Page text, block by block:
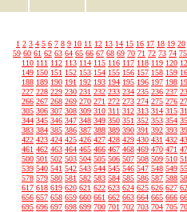
1 2 3 4 5 6 7 8 9 10 11 12 13 14 15 16 17 18 19 20
59 60 61 62 63 64 65 66 67 68 69 70 71 72 73 74 75
110 111 112 113 114 115 116 117 118 119 120
149 150 151 152 153 154 155 156 157 158 159
188 189 190 191 192 193 194 195 196 197 198
227 228 229 230 231 232 233 234 235 236 237
266 267 268 269 270 271 272 273 274 275 276
305 306 307 308 309 310 311 312 313 314 315
344 345 346 347 348 349 350 351 352 353 354
383 384 385 386 387 388 389 390 391 392 393
422 423 424 425 426 427 428 429 430 431 432
461 462 463 464 465 466 467 468 469 470 471
500 501 502 503 504 505 506 507 508 509 510
539 540 541 542 543 544 545 546 547 548 549
578 579 580 581 582 583 584 585 586 587 588
617 618 619 620 621 622 623 624 625 626 627
656 657 658 659 660 661 662 663 664 665 666
695 696 697 698 699 700 701 702 703 704 705